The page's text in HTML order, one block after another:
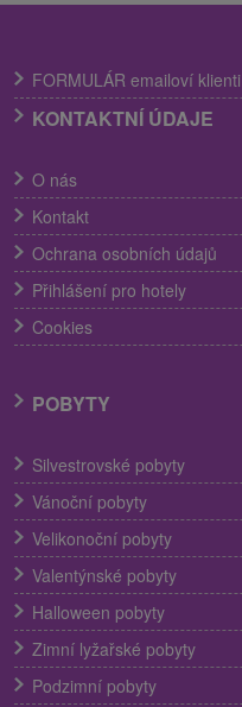
FORMULÁR emailoví klienti
KONTAKTNÍ ÚDAJE
O nás
Kontakt
Ochrana osobních údajů
Přihlášení pro hotely
Cookies
POBYTY
Silvestrovské pobyty
Vánoční pobyty
Velikonoční pobyty
Valentýnské pobyty
Halloween pobyty
Zimní lyžařské pobyty
Podzimní pobyty